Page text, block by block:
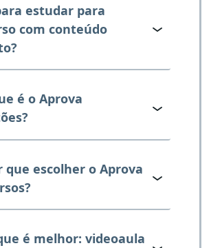
estudar para
com conteúdo
é o Aprova
que escolher o Aprova
é melhor: videoaula